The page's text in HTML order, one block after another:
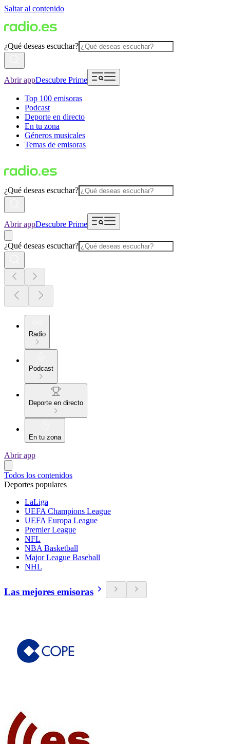
Saltar al contenido
¿Qué deseas escuchar?
Abrir appDescubre Prime
Top 100 emisoras
Podcast
Deporte en directo
En tu zona
Géneros musicales
Temas de emisoras
¿Qué deseas escuchar?
Abrir appDescubre Prime
¿Qué deseas escuchar?
Radio
Podcast
Deporte en directo
En tu zona
Abrir app
Todos los contenidos
Deportes populares
LaLiga
UEFA Champions League
UEFA Europa League
Premier League
NFL
NBA Basketball
Major League Baseball
NHL
Las mejores emisoras